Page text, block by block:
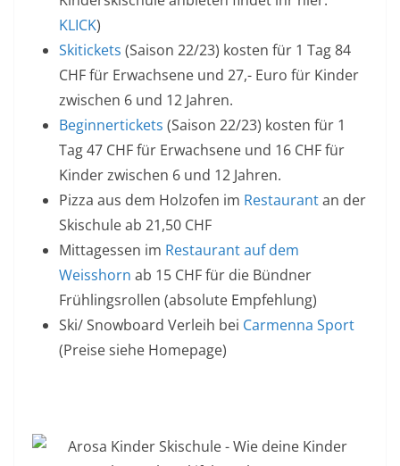
KLICK)
Skitickets (Saison 22/23) kosten für 1 Tag 84
CHF für Erwachsene und 27,- Euro für Kinder
zwischen 6 und 12 Jahren.
Beginnertickets (Saison 22/23) kosten für 1
Tag 47 CHF für Erwachsene und 16 CHF für
Kinder zwischen 6 und 12 Jahren.
Pizza aus dem Holzofen im Restaurantan der
Skischule ab 21,50 CHF
Mittagessen im Restaurant auf dem
Weisshorn ab 15 CHF für die Bündner
Frühlingsrollen (absolute Empfehlung)
Ski/ Snowboard Verleih bei Carmenna Sport
(Preise siehe Homepage)